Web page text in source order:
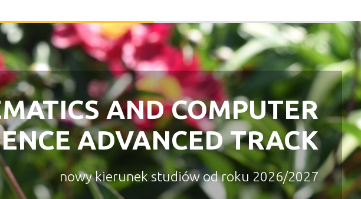
AND COMPUTER
ADVANCED TRACK
nowy kierunek studiów od roku 2026/2027
NA NASZ WYDZIAŁ
STUDIUJ NA UJ